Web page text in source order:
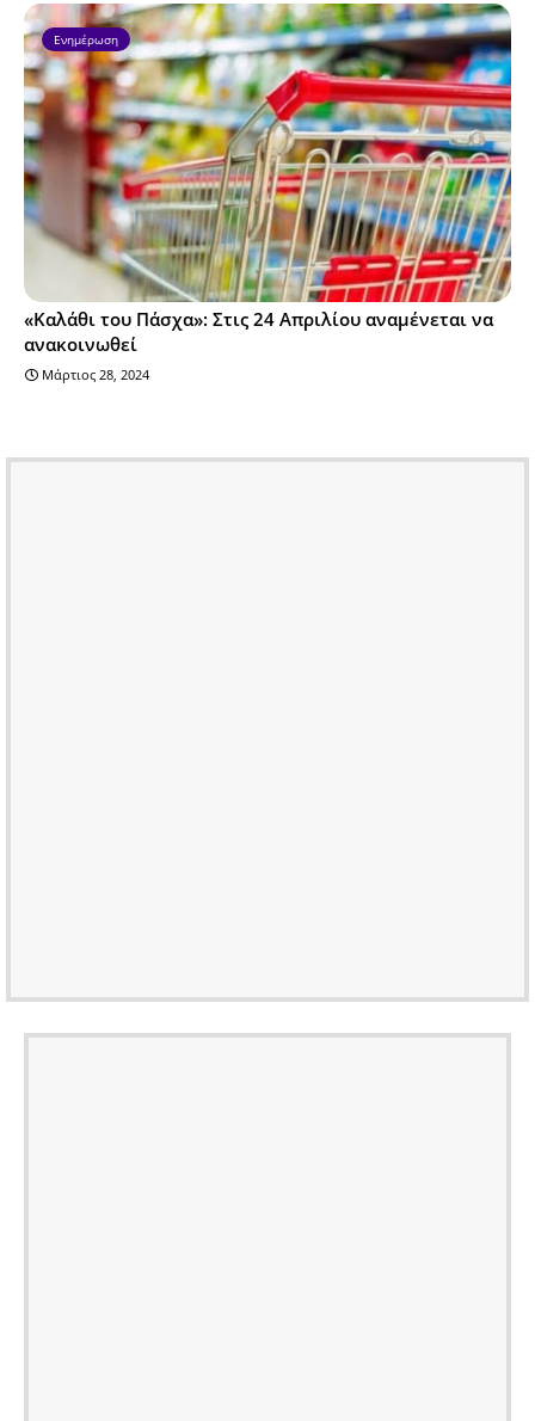
Ενημέρωση
«Καλάθι του Πάσχα»: Στις 24 Απριλίου αναμένεται να
ανακοινωθεί
Μάρτιος 28, 2024